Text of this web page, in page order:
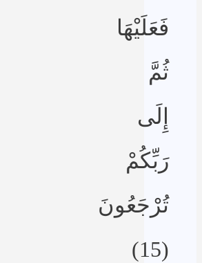
فَعَلَيْهَا
ثُمَّ
إِلَى
رَبِّكُمْ
تُرْجَعُونَ
(15)